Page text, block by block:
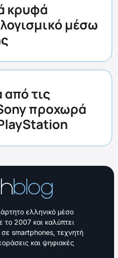
κρυφά
μέσω
τις
προχωρά
ελληνικό μέσο
το 2007 και καλύπτει
σε smartphones, τεχνητή
και ψηφιακές